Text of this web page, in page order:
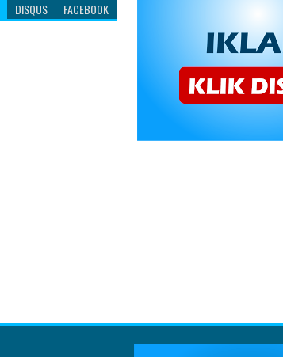
DISQUS FACEBOOK